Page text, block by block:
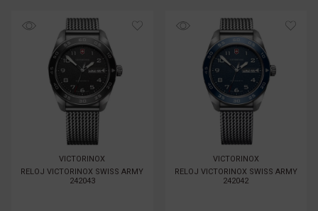
VICTORINOX
RELOJ VICTORINOX SWISS ARMY
242043
VICTORINOX
RELOJ VICTORINOX SWISS ARMY
242042